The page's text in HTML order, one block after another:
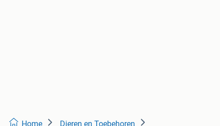
Home Dieren en Toebehoren